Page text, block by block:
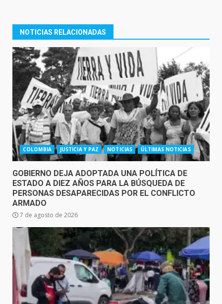
NOTICIAS RELACIONADAS
COLOMBIA JUSTICIA Y PAZ NOTICIAS ÚLTIMAS NOTICIAS
GOBIERNO DEJA ADOPTADA UNA POLÍTICA DE
ESTADO A DIEZ AÑOS PARA LA BÚSQUEDA DE
PERSONAS DESAPARECIDAS POR EL CONFLICTO
ARMADO
7 de agosto de 2026